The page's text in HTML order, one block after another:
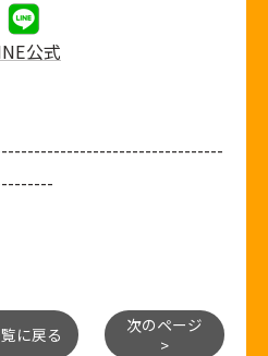
公式
に戻る
次のページ
>